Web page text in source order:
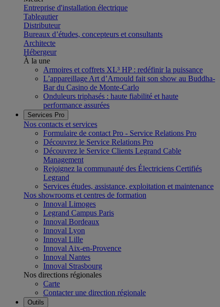
Entreprise d'installation électrique
Tableautier
Distributeur
Bureaux d’études, concepteurs et consultants
Architecte
Hébergeur
À la une
Armoires et coffrets XL³ HP : redéfinir la puissance
L’appareillage Art d’Arnould fait son show au Buddha-
Bar du Casino de Monte-Carlo
Onduleurs triphasés : haute fiabilité et haute
performance assurées
Services Pro
Nos contacts et services
Formulaire de contact Pro - Service Relations Pro
Découvrez le Service Relations Pro
Découvrez le Service Clients Legrand Cable
Management
Rejoignez la communauté des Électriciens Certifiés
Legrand
Services études, assistance, exploitation et maintenance
Nos showrooms et centres de formation
Innoval Limoges
Legrand Campus Paris
Innoval Bordeaux
Innoval Lyon
Innoval Lille
Innoval Aix-en-Provence
Innoval Nantes
Innoval Strasbourg
Nos directions régionales
Carte
Contacter une direction régionale
Outils